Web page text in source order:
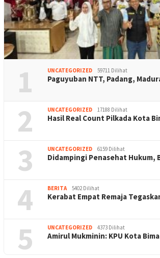
1 UNCATEGORIZED 59711 Dilihat
Paguyuban NTT, Padang,
2 UNCATEGORIZED 17188 Dilihat
Hasil Real Count Pilkada Kota
3 UNCATEGORIZED 6159 Dilihat
Didampingi Penasehat Hukum,
4 BERITA 5402 Dilihat
Kerabat Empat Remaja
5 UNCATEGORIZED 4373 Dilihat
Amirul Mukminin: KPU Kota